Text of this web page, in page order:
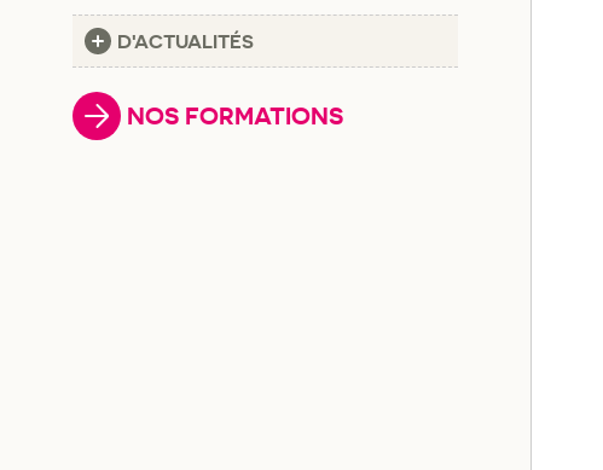
D'ACTUALITÉS
NOS FORMATIONS